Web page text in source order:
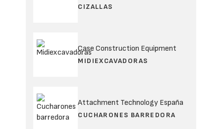
CIZALLAS
Case Construction Equipment
MIDIEXCAVADORAS
Attachment Technology España
CUCHARONES BARREDORA